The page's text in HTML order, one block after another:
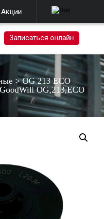
Акции
Записаться онлайн
>OG 213 ECO
OG,213,ECO